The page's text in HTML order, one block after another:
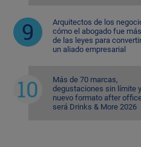
Arquitectos de los
cómo el abogado fue
de las leyes para
un aliado empresarial
Más de 70 marcas,
degustaciones sin límite
nuevo formato after
será Drinks & More 2026